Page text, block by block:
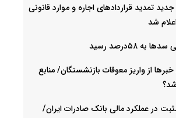
تمدید قراردادهای اجاره و موارد قانونی
شد
به ۵۸درصد رسید
از واریز معوقات بازنشستگان/ منابع
در عملکرد مالی بانک صادرات ایران/